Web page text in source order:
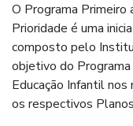
O Programa Primeiro
Prioridade é uma
composto pelo
objetivo do
Educação Infantil nos
os respectivos